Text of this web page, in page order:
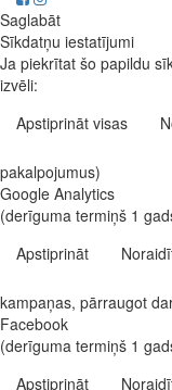
Saglabāt
Sīkdatņu iestatījumi
Ja piekrītat šo papildu
izvēli:
Apstiprināt visas
pakalpojumus)
Google Analytics
(derīguma termiņš 1
Apstiprināt
kampaņas, pārraugot
Facebook
(derīguma termiņš 1
Apstiprināt